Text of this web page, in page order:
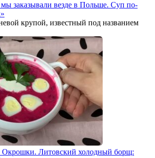
заказывали везде в Польше. Суп по-
крупой, известный под названием
Окрошки. Литовский холодный борщ: